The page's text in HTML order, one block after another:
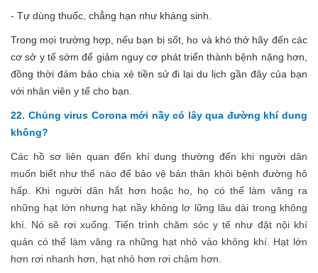
- Tự dùng thuốc, chẳng hạn như kháng sinh.
Trong mọi trường hợp, nếu bạn bị sốt, ho và khó thở hãy đến các
cơ sở y tế sớm để giảm nguy cơ phát triển thành bệnh nặng hơn,
đồng thời đảm bảo chia xẻ tiền sử đi lại du lịch gần đây của bạn
với nhân viên y tế cho bạn.
22. Chủng virus Corona mới nầy có lây qua đường khí dung
không?
Các hồ sơ liên quan đến khí dung thường đến khi người dân
muốn biết như thế nào để bảo vệ bản thân khỏi bệnh đường hô
hấp. Khi người dân hắt hơn hoặc ho, họ có thể làm văng ra
những hạt lớn nhưng hạt nầy không lơ lững lâu dài trong không
khí. Nó sẽ rơi xuống. Tiến trình chăm sóc y tế như đặt nội khí
quản có thể làm văng ra những hạt nhỏ vào không khí. Hạt lớn
hơn rơi nhanh hơn, hạt nhỏ hơn rơi chậm hơn.